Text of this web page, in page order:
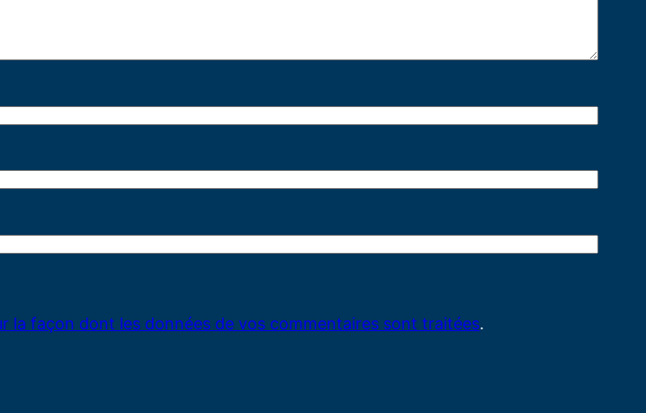
la façon dont les données de vos commentaires sont traitées.